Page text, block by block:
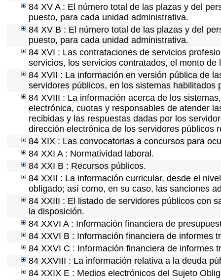
84 XV A : El número total de las plazas y del
puesto, para cada unidad administrativa.
84 XV B : El número total de las plazas y del
puesto, para cada unidad administrativa.
84 XVI : Las contrataciones de servicios
servicios, los servicios contratados, el monto
84 XVII : La información en versión pública de
servidores públicos, en los sistemas habilitados
84 XVIII : La información acerca de los
electrónica, cuotas y responsables de atender
recibidas y las respuestas dadas por los
dirección electrónica de los servidores públicos
84 XIX : Las convocatorias a concursos para
84 XXI A : Normatividad laboral.
84 XXI B : Recursos públicos.
84 XXII : La información curricular, desde el
obligado; así como, en su caso, las sanciones
84 XXIII : El listado de servidores públicos con
la disposición.
84 XXVI A : Información financiera de
84 XXVI B : Información financiera de informes
84 XXVI C : Información financiera de informes
84 XXVIII : La información relativa a la deuda
84 XXIX E : Medios electrónicos del Sujeto